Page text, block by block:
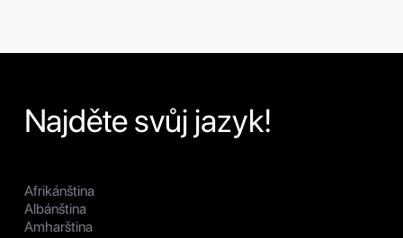
Najděte svůj jazyk!
Afrikánština
Albánština
Amharština